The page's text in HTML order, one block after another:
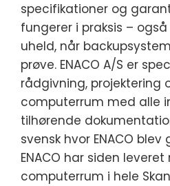
specifikationer og
fungerer i praksis –
uheld, når
prøve. ENACO A/S er
rådgivning, projektering
computerrum med alle
tilhørende
svensk hvor ENACO blev
ENACO har siden
computerrum i hele